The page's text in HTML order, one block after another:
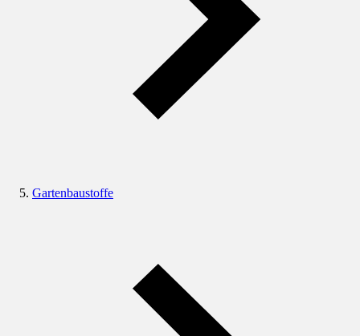
Gartenbaustoffe